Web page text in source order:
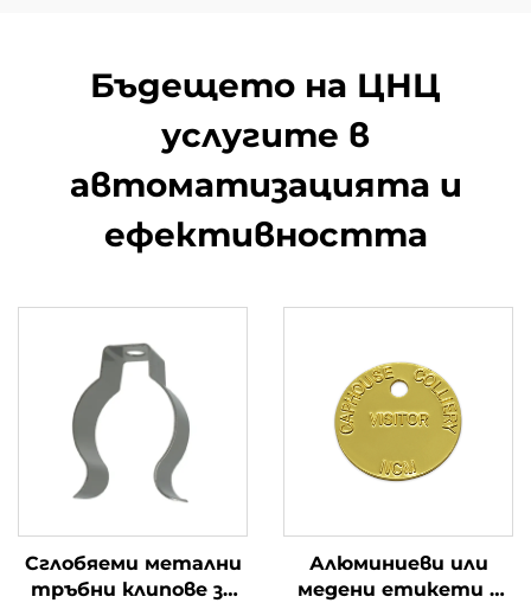
Бъдещето на ЦНЦ
услугите в
автоматизацията и
ефективността
Сглобяеми метални
тръбни клипове за
Алюминиеви или
медени етикети с